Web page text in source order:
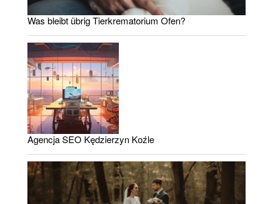
Was bleibt übrig Tierkrematorium Ofen?
Agencja SEO Kędzierzyn Koźle